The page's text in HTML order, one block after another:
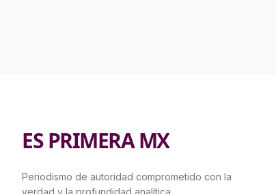
ES PRIMERA MX
Periodismo de autoridad comprometido con la
verdad y la profundidad analítica.